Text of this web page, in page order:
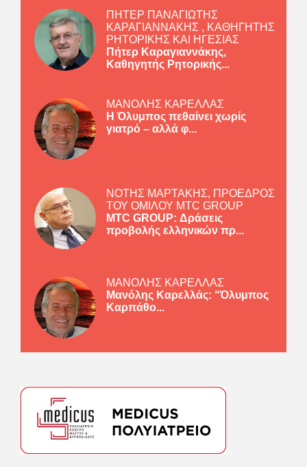
ΠΗΤΕΡ ΠΑΝΑΓΙΩΤΗΣ
ΚΑΡΑΓΙΑΝΝΑΚΗΣ , ΚΑΘΗΓΗΤΗΣ
ΡΗΤΟΡΙΚΗΣ ΚΑΙ ΗΓΕΣΙΑΣ
Πήτερ Καραγιαννάκης,
Καθηγητής Ρητορικής...
ΜΑΝΟΛΗΣ ΚΑΡΕΛΛΑΣ
Η Όλυμπος πεθαίνει χωρίς
γιατρό – αλλά φ...
ΝΟΤΗΣ ΜΑΡΤΑΚΗΣ, ΠΡΟΕΔΡΟΣ
ΤΟΥ ΟΜΙΛΟΥ MTC GROUP
MTC GROUP: Δράσεις
προβολής ελληνικών πρ...
ΜΑΝΟΛΗΣ ΚΑΡΕΛΛΑΣ
Μανόλης Καρελλάς: “Όλυμπος
Καρπάθο...